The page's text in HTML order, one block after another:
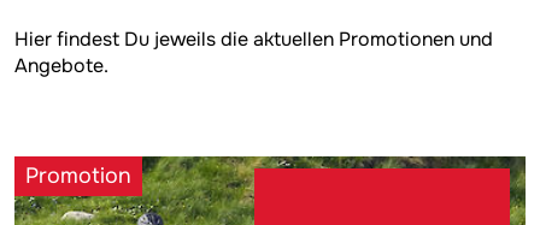
Hier findest Du jeweils die aktuellen Promotionen und
Angebote.
Promotion